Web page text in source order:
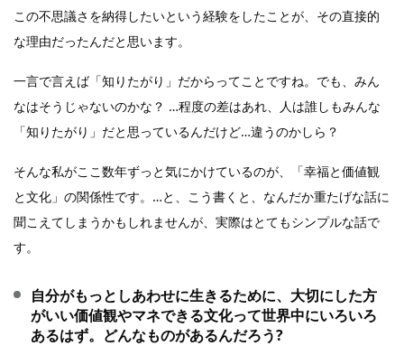
この不思議さを納得したいという経験をしたことが、その直接的
な理由だったんだと思います。
一言で言えば「知りたがり」だからってことですね。でも、みん
なはそうじゃないのかな？ …程度の差はあれ、人は誰しもみんな
「知りたがり」だと思っているんだけど…違うのかしら？
そんな私がここ数年ずっと気にかけているのが、「幸福と価値観
と文化」の関係性です。…と、こう書くと、なんだか重たげな話に
聞こえてしまうかもしれませんが、実際はとてもシンプルな話で
す。
自分がもっとしあわせに生きるために、大切にした方
がいい価値観やマネできる文化って世界中にいろいろ
あるはず。どんなものがあるんだろう?